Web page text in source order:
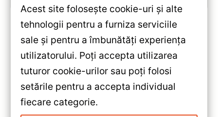
«Navigație Teyes Lux One
Peugeot 5008 (2017-2023) —
Recenzie Detaliată, Testare &
Recomandări
Navigație Auto Teyes Lux One
Acest site folosește cookie-uri și alte
tehnologii pentru a furniza serviciile
sale și pentru a îmbunătăți experiența
utilizatorului. Poți accepta utilizarea
tuturor cookie-urilor sau poți folosi
setările pentru a accepta individual
fiecare categorie.